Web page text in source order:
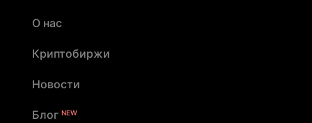
О нас
Криптобиржи
Новости
Блог NEW